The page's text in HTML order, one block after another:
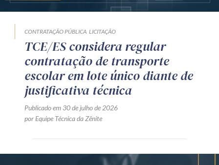
CONTRATAÇÃO PÚBLICA LICITAÇÃO
TCE/ES considera regular
contratação de transporte
escolar em lote único diante de
justificativa técnica
Publicado em 30 de julho de 2026
por Equipe Técnica da Zênite